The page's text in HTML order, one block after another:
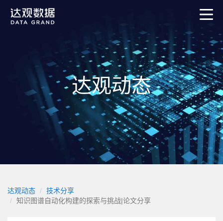
达观动态
达观动态
技术分享
知识图谱自动化构建的探索与挑战|论文分享